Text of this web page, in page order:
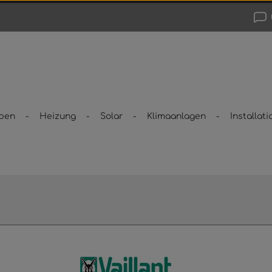
Heizung Solar Klimaanlagen